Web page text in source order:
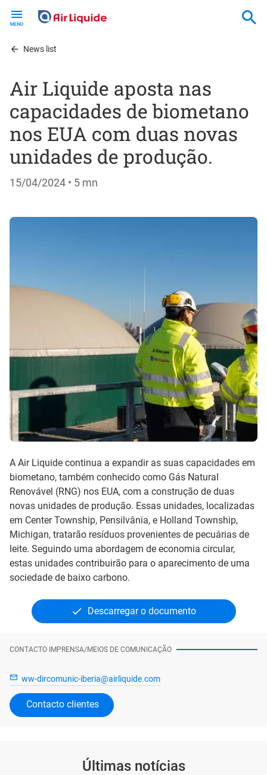
contentNews list
Air Liquide aposta nas
capacidades de biometano
nos EUA com duas novas
unidades de produção.
15/04/2024 • 5 mn
A Air Liquide continua a expandir as suas capacidades em
biometano, também conhecido como Gás Natural
Renovável (RNG) nos EUA, com a construção de duas
novas unidades de produção. Essas unidades, localizadas
em Center Township, Pensilvânia, e Holland Township,
Michigan, tratarão resíduos provenientes de pecuárias de
leite. Seguindo uma abordagem de economia circular,
estas unidades contribuirão para o aparecimento de uma
sociedade de baixo carbono.
Descarregar o documento
CONTACTO IMPRENSA/MEIOS DE COMUNICAÇÃO
ww-dircomunic-iberia@airliquide.com
Contacto clientes
Últimas notícias